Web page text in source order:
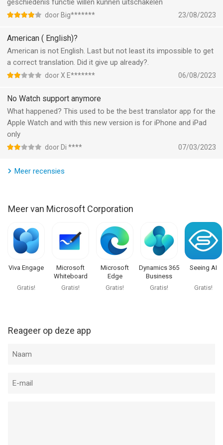
geschiedenis functie willen kunnen uitschakelen
door Big******* 23/08/2023
American ( English)?
American is not English. Last but not least its impossible to get
a correct translation. Did it give up already?.
door X E******* 06/08/2023
No Watch support anymore
What happened? This used to be the best translator app for the
Apple Watch and with this new version is for iPhone and iPad
only
door Di **** 07/03/2023
Meer recensies
Meer van Microsoft Corporation
Viva Engage
Gratis!
Microsoft
Whiteboard
Gratis!
Microsoft
Edge
Gratis!
Dynamics 365
Business
Central
Gratis!
Seeing AI
Gratis!
Reageer op deze app